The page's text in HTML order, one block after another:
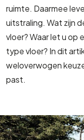
ruimte. Daarmee
uitstraling. Wat zijn
vloer? Waar let u op
type vloer? In dit
weloverwogen
past.